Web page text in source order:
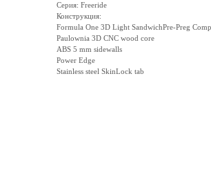
Серия: Freeride
Конструкция:
Formula One 3D Light SandwichPre-Preg
Paulownia 3D CNC wood core
ABS 5 mm sidewalls
Power Edge
Stainless steel SkinLock tab